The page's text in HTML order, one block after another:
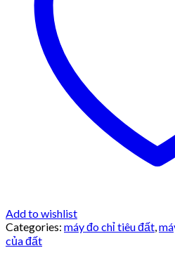
Add to wishlist
Categories: máy đo chỉ tiêu đất,
của đất